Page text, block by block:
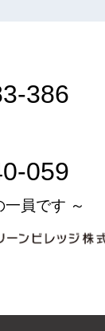
386
059
員です ～